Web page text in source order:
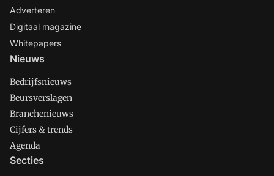
Adverteren
Digitaal magazine
Whitepapers
Nieuws
Bedrijfsnieuws
Beursverslagen
Branchenieuws
Cijfers & trends
Agenda
Secties